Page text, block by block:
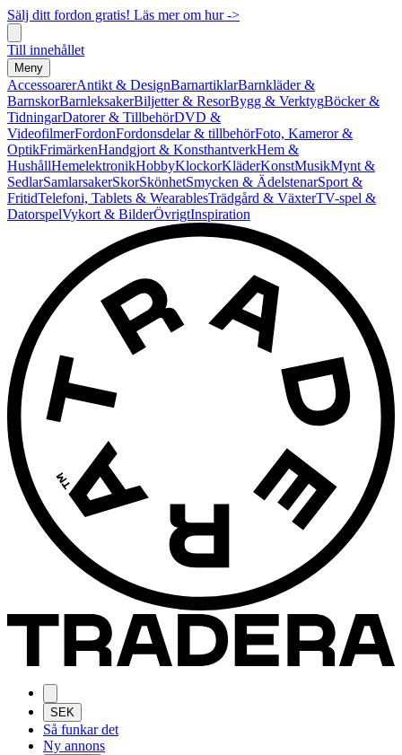
Sälj ditt fordon gratis! Läs mer om hur ->
Till innehållet
Meny
AccessoarerAntikt & DesignBarnartiklarBarnkläder &
BarnskorBarnleksakerBiljetter & ResorBygg & VerktygBöcker &
TidningarDatorer & TillbehörDVD &
VideofilmerFordonFordonsdelar & tillbehörFoto, Kameror &
OptikFrimärkenHandgjort & KonsthantverkHem &
HushållHemelektronikHobbyKlockorKläderKonstMusikMynt &
SedlarSamlarsakerSkorSkönhetSmycken & ÄdelstenarSport &
FritidTelefoni, Tablets & WearablesTrädgård & VäxterTV-spel &
DatorspelVykort & BilderÖvrigtInspiration
SEK
Så funkar det
Ny annons